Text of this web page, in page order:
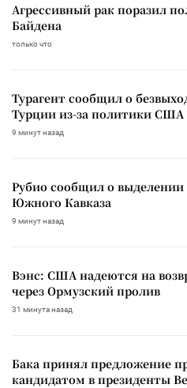
Агрессивный рак поразил
Байдена
только что
Турагент сообщил о
Турции из-за политики США
9 минут назад
Рубио сообщил о выделении
Южного Кавказа
9 минут назад
Вэнс: США надеются на
через Ормузский пролив
31 минута назад
Бака принял предложение
кандидатом в президенты